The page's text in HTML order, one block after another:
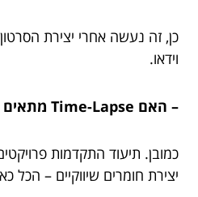
כן, זה נעשה אחרי יצירת
וידאו.
– האם Time-Lapse מתאים לשימוש עסקי?
כמובן. תיעוד התקדמות
יצירת חומרים שיווקיים – הכל